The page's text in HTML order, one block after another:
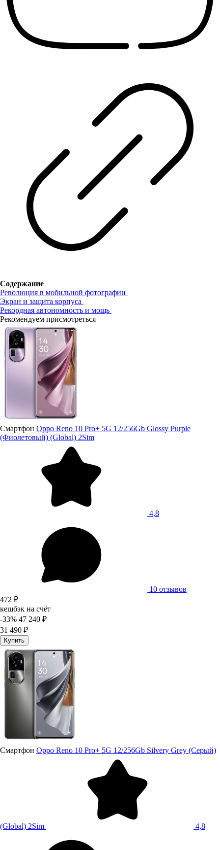
Содержание
Революция в мобильной фотографии
Экран и защита корпуса
Рекордная автономность и мощь
Рекомендуем присмотреться
Смартфон Oppo Reno 10 Pro+ 5G 12/256Gb Glossy Purple
(Фиолетовый) (Global) 2Sim
4,8
10 отзывов
472 ₽
кешбэк на счёт
-33% 47 240 ₽
31 490 ₽
Купить
Смартфон Oppo Reno 10 Pro+ 5G 12/256Gb Silvery Grey (Серый)
(Global) 2Sim 4,8